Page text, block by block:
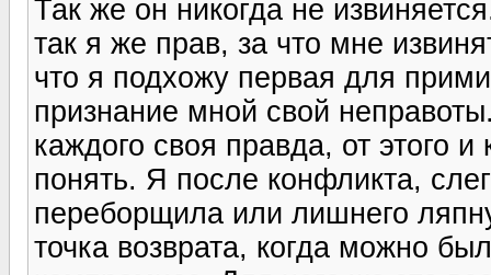
Так же он никогда не
так я же прав, за что мне
что я подхожу первая для
признание мной свой
каждого своя правда, от этого
понять. Я после конфликта,
переборщила или лишнего
точка возврата, когда можно